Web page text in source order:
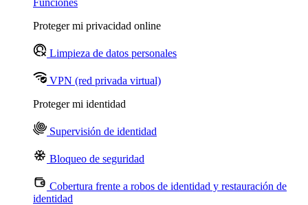
Funciones
Proteger mi privacidad online
Limpieza de datos personales
VPN (red privada virtual)
Proteger mi identidad
Supervisión de identidad
Bloqueo de seguridad
Cobertura frente a robos de identidad y restauración de
identidad